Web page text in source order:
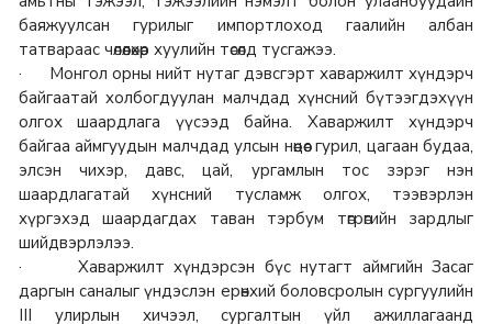
баяжуулсан гурилыг импортлоход гаалийн албан
татвараас чөлөөлөхөөр хуулийн төсөлд тусгажээ.
· Монгол орны нийт нутаг дэвсгэрт хаваржилт хүндэрч
байгаатай холбогдуулан малчдад хүнсний бүтээгдэхүүн
олгох шаардлага үүсээд байна. Хаваржилт хүндэрч
байгаа аймгуудын малчдад улсын нөөцөөс гурил, цагаан будаа,
элсэн чихэр, давс, цай, ургамлын тос зэрэг нэн
шаардлагатай хүнсний тусламж олгох, тээвэрлэн
хүргэхэд шаардагдах таван тэрбум төгрөгийн зардлыг
шийдвэрлэлээ.
· Хаваржилт хүндэрсэн бүс нутагт аймгийн Засаг
даргын саналыг үндэслэн ерөнхий боловсролын сургуулийн
III улирлын хичээл, сургалтын үйл ажиллагаанд